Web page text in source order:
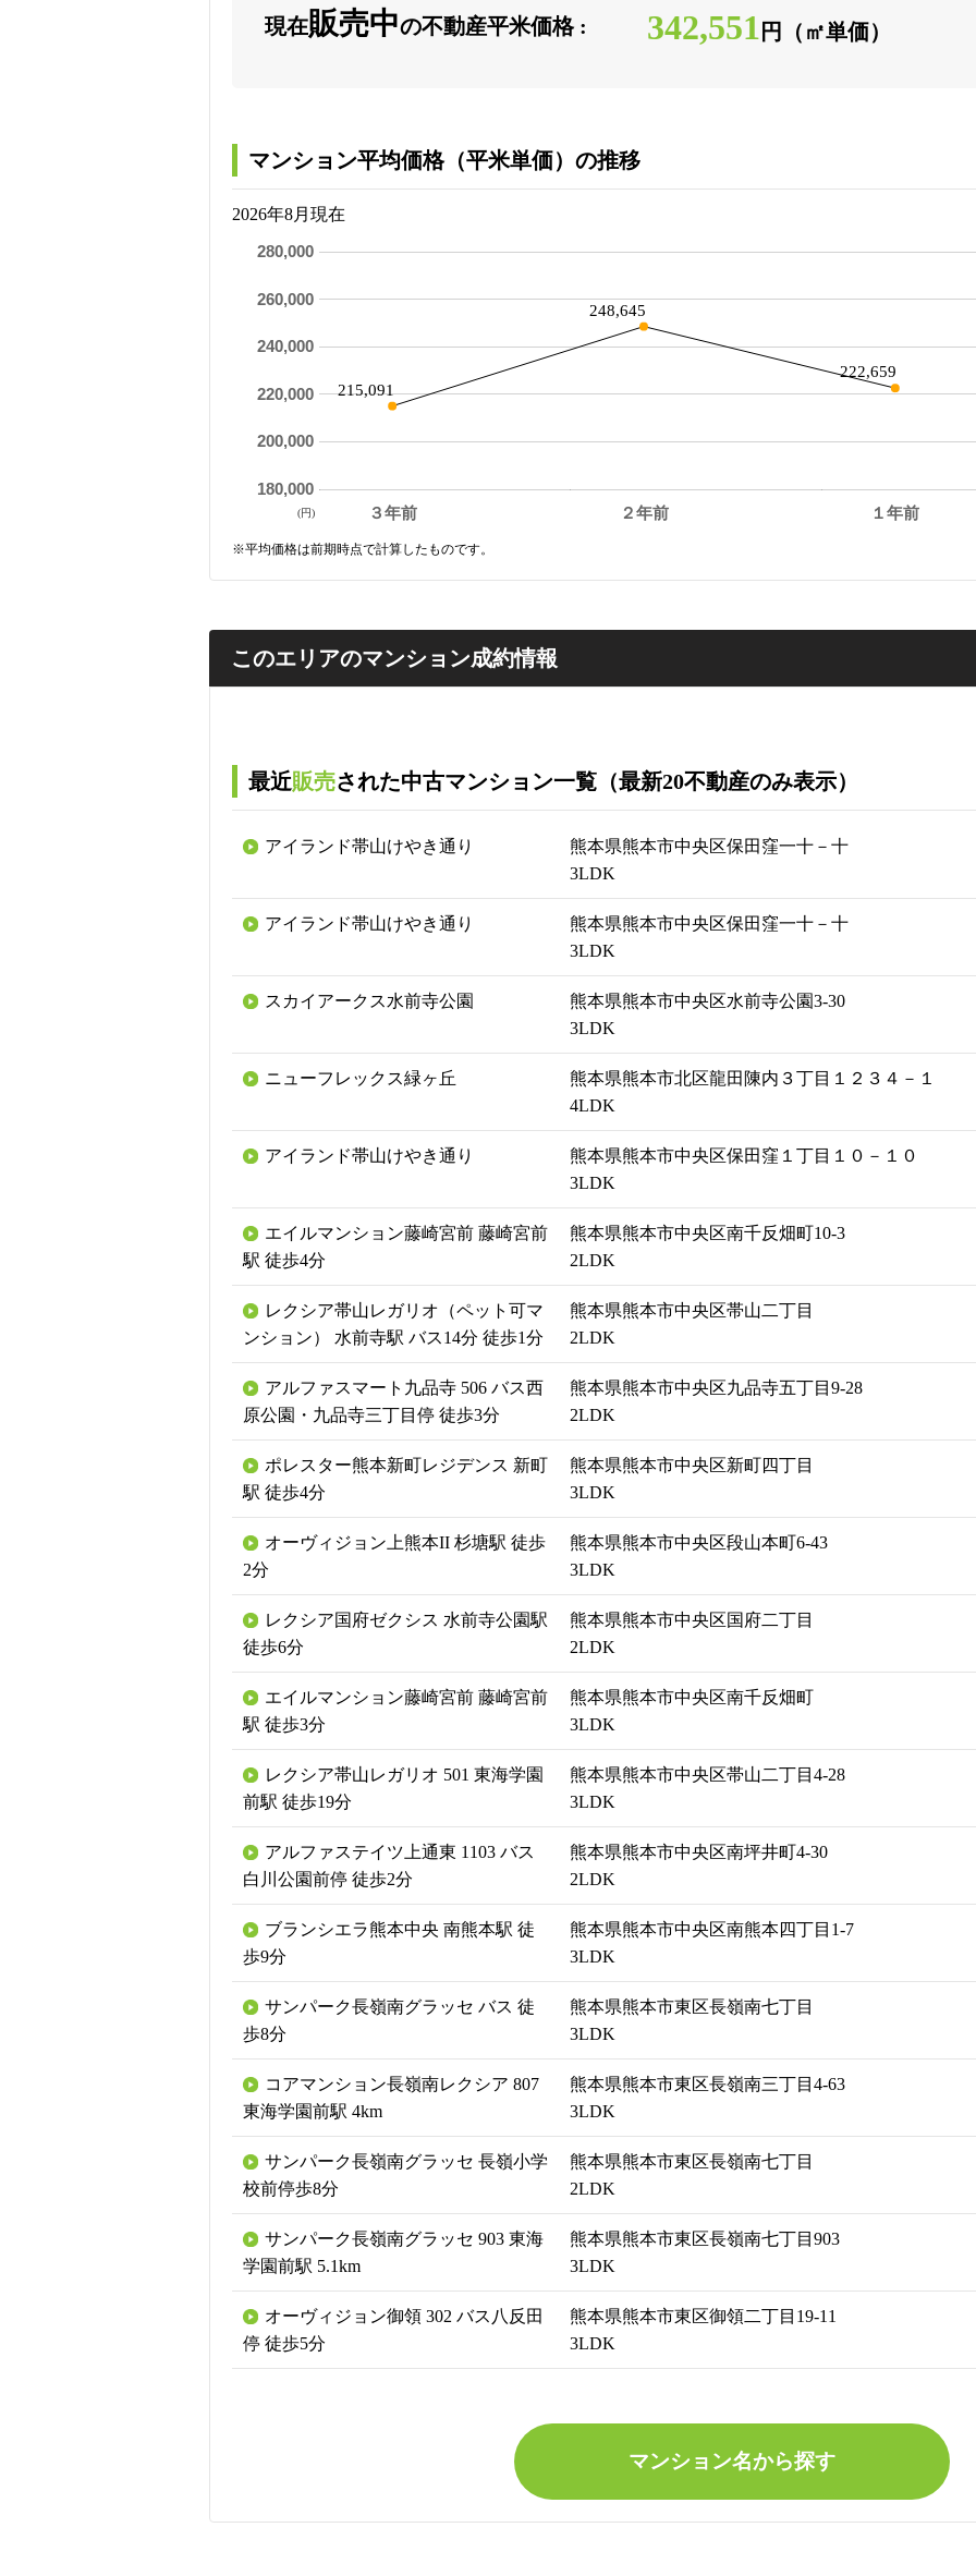
現在販売中の不動産平米価格 : 342,551 円（㎡単価）
マンション平均価格（平米単価）の推移
2026年8月現在
３年前 ２年前 １年前
180,000
200,000
220,000
240,000
260,000
280,000
215,091
248,645
222,659
(円)
※平均価格は前期時点で計算したものです。
このエリアのマンション成約情報
最近販売された中古マンション一覧（最新20不動産のみ表示）
アイランド帯山けやき通り
熊本県熊本市中央区保田窪一十－十
3LDK
アイランド帯山けやき通り
熊本県熊本市中央区保田窪一十－十
3LDK
スカイアークス水前寺公園
熊本県熊本市中央区水前寺公園3-30
3LDK
ニューフレックス緑ヶ丘
熊本県熊本市北区龍田陳内３丁目１２３４－１
4LDK
アイランド帯山けやき通り
熊本県熊本市中央区保田窪１丁目１０－１０
3LDK
エイルマンション藤崎宮前 藤崎宮前
駅 徒歩4分
熊本県熊本市中央区南千反畑町10-3
2LDK
レクシア帯山レガリオ（ペット可マ
ンション） 水前寺駅 バス14分 徒歩1分
熊本県熊本市中央区帯山二丁目
2LDK
アルファスマート九品寺 506 バス西
原公園・九品寺三丁目停 徒歩3分
熊本県熊本市中央区九品寺五丁目9-28
2LDK
ポレスター熊本新町レジデンス 新町
駅 徒歩4分
熊本県熊本市中央区新町四丁目
3LDK
オーヴィジョン上熊本II 杉塘駅 徒歩
2分
熊本県熊本市中央区段山本町6-43
3LDK
レクシア国府ゼクシス 水前寺公園駅
徒歩6分
熊本県熊本市中央区国府二丁目
2LDK
エイルマンション藤崎宮前 藤崎宮前
駅 徒歩3分
熊本県熊本市中央区南千反畑町
3LDK
レクシア帯山レガリオ 501 東海学園
前駅 徒歩19分
熊本県熊本市中央区帯山二丁目4-28
3LDK
アルファステイツ上通東 1103 バス
白川公園前停 徒歩2分
熊本県熊本市中央区南坪井町4-30
2LDK
ブランシエラ熊本中央 南熊本駅 徒
歩9分
熊本県熊本市中央区南熊本四丁目1-7
3LDK
サンパーク長嶺南グラッセ バス 徒
歩8分
熊本県熊本市東区長嶺南七丁目
3LDK
コアマンション長嶺南レクシア 807
東海学園前駅 4km
熊本県熊本市東区長嶺南三丁目4-63
3LDK
サンパーク長嶺南グラッセ 長嶺小学
校前停歩8分
熊本県熊本市東区長嶺南七丁目
2LDK
サンパーク長嶺南グラッセ 903 東海
学園前駅 5.1km
熊本県熊本市東区長嶺南七丁目903
3LDK
オーヴィジョン御領 302 バス八反田
停 徒歩5分
熊本県熊本市東区御領二丁目19-11
3LDK
マンション名から探す